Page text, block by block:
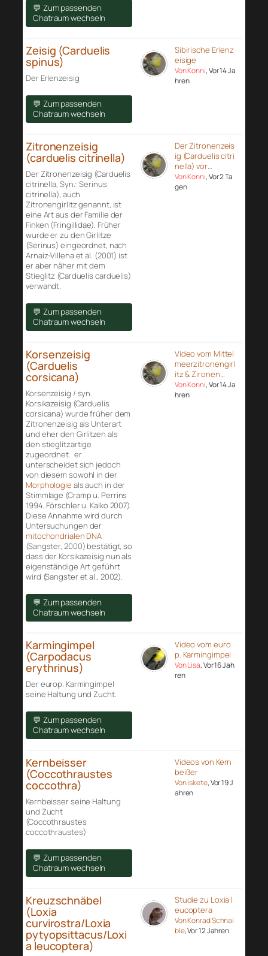
💬 Zum passenden
Chatraum wechseln
Zeisig (Carduelis
spinus)
Der Erlenzeisig
💬 Zum passenden
Chatraum wechseln
Sibirische Erlenz
eisige
Von Konni, Vor 14 Ja
hren
Zitronenzeisig
(carduelis citrinella)
Der Zitronenzeisig (Carduelis
citrinella, Syn.: Serinus
citrinella), auch
Zitronengirlitz genannt, ist
eine Art aus der Familie der
Finken (Fringillidae). Früher
wurde er zu den Girlitze
(Serinus) eingeordnet, nach
Arnaiz-Villena et al. (2001) ist
er aber näher mit dem
Stieglitz (Carduelis carduelis)
verwandt.
💬 Zum passenden
Chatraum wechseln
Der Zitronenzeis
ig (Carduelis citri
nella) vor…
Von Konni, Vor 2 Ta
gen
Korsenzeisig
(Carduelis
corsicana)
Korsenzeisig / syn.
Korsikazeisig (Carduelis
corsicana) wurde früher dem
Zitronenzeisig als Unterart
und eher den Girlitzen als
den stieglitzartige
zugeordnet. er
unterscheidet sich jedoch
von diesem sowohl in der
Morphologie als auch in der
Stimmlage (Cramp u. Perrins
1994, Förschler u. Kalko 2007).
Diese Annahme wird durch
Untersuchungen der
mitochondrialen DNA
(Sangster, 2000) bestätigt, so
dass der Korsikazeisig nun als
eigenständige Art geführt
wird (Sangster et al., 2002).
💬 Zum passenden
Chatraum wechseln
Video vom Mittel
meerzitronengirl
itz & Zironen…
Von Konni, Vor 14 Ja
hren
Karmingimpel
(Carpodacus
erythrinus)
Der europ. Karmingimpel
seine Haltung und Zucht.
💬 Zum passenden
Chatraum wechseln
Video vom euro
p. Karmingimpel
Von Lisa, Vor 16 Jah
ren
Kernbeisser
(Coccothraustes
coccothra)
Kernbeisser seine Haltung
und Zucht
(Coccothraustes
coccothraustes)
💬 Zum passenden
Chatraum wechseln
Videos von Kern
beißer
Von iskete, Vor 19 J
ahren
Kreuzschnäbel
(Loxia
curvirostra/Loxia
pytyopsittacus/Loxi
a leucoptera)
Studie zu Loxia l
eucoptera
Von Konrad Schnai
ble, Vor 12 Jahren